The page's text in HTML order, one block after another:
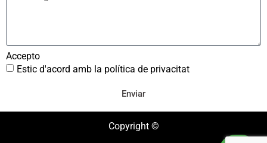
Accepto
Estic d'acord amb la política de privacitat
Enviar
Copyright ©